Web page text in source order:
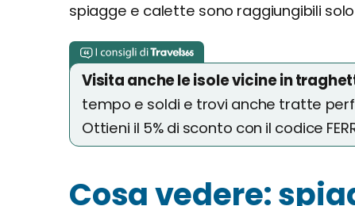
spiagge e calette sono raggiungibili
Visita anche le isole vicine in
tempo e soldi e trovi anche tratte
Ottieni il 5% di sconto con il codice
Cosa vedere: